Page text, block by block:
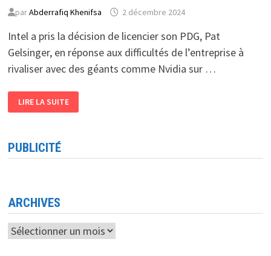
parAbderrafiq Khenifsa 2 décembre 2024
Intel a pris la décision de licencier son PDG, Pat
Gelsinger, en réponse aux difficultés de l’entreprise à
rivaliser avec des géants comme Nvidia sur …
DE
LEADERSHIP
VISION
STRATÉGIQUE
PAT
GELSINGER
ÉVINCÉ
LIRE LA SUITE
PUBLICITÉ
ARCHIVES
Archives